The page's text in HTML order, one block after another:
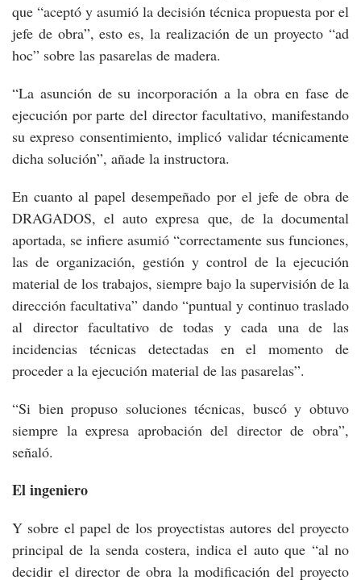
que “aceptó y asumió la decisión técnica propuesta por el
jefe de obra”, esto es, la realización de un proyecto “ad
hoc” sobre las pasarelas de madera.
“La asunción de su incorporación a la obra en fase de
ejecución por parte del director facultativo, manifestando
su expreso consentimiento, implicó validar técnicamente
dicha solución”, añade la instructora.
En cuanto al papel desempeñado por el jefe de obra de
DRAGADOS, el auto expresa que, de la documental
aportada, se infiere asumió “correctamente sus funciones,
las de organización, gestión y control de la ejecución
material de los trabajos, siempre bajo la supervisión de la
dirección facultativa” dando “puntual y continuo traslado
al director facultativo de todas y cada una de las
incidencias técnicas detectadas en el momento de
proceder a la ejecución material de las pasarelas”.
“Si bien propuso soluciones técnicas, buscó y obtuvo
siempre la expresa aprobación del director de obra”,
señaló.
El ingeniero
Y sobre el papel de los proyectistas autores del proyecto
principal de la senda costera, indica el auto que “al no
decidir el director de obra la modificación del proyecto